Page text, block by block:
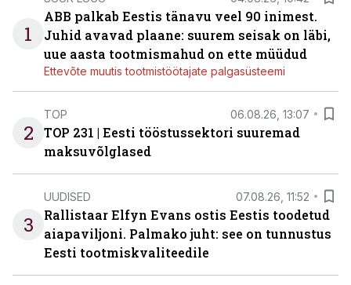
1
ABB palkab Eestis tänavu veel 90 inimest.
Juhid avavad plaane: suurem seisak on läbi,
uue aasta tootmismahud on ette müüdud
Ettevõte muutis tootmistöötajate palgasüsteemi
2
TOP 06.08.26, 13:07
TOP 231 | Eesti tööstussektori suuremad
maksuvõlglased
3
UUDISED 07.08.26, 11:52
Rallistaar Elfyn Evans ostis Eestis toodetud
aiapaviljoni. Palmako juht: see on tunnustus
Eesti tootmiskvaliteedile